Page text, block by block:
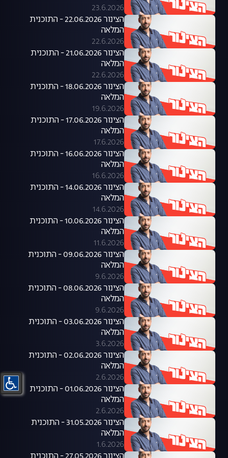
23.6.2026
הצינור 22.06.2026 - התוכנית
המלאה
22.6.2026
הצינור 21.06.2026 - התוכנית
המלאה
22.6.2026
הצינור 18.06.2026 - התוכנית
המלאה
19.6.2026
הצינור 17.06.2026 - התוכנית
המלאה
17.6.2026
הצינור 16.06.2026 - התוכנית
המלאה
16.6.2026
הצינור 14.06.2026 - התוכנית
המלאה
14.6.2026
הצינור 10.06.2026 - התוכנית
המלאה
11.6.2026
הצינור 09.06.2026 - התוכנית
המלאה
9.6.2026
הצינור 08.06.2026 - התוכנית
המלאה
9.6.2026
הצינור 03.06.2026 - התוכנית
המלאה
3.6.2026
הצינור 02.06.2026 - התוכנית
המלאה
2.6.2026
הצינור 01.06.2026 - התוכנית
המלאה
2.6.2026
הצינור 31.05.2026 - התוכנית
המלאה
1.6.2026